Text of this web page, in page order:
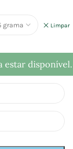
Limpar
disponível.